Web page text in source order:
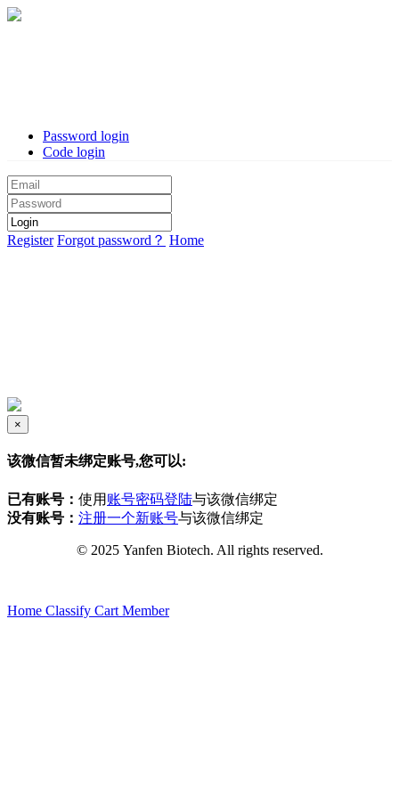
Password login
Code login
Register Forgot password？ Home
×
该微信暂未绑定账号,您可以:
已有账号： 使用 账号密码登陆与该微信绑定
没有账号： 注册一个新账号与该微信绑定
© 2025 Yanfen Biotech. All rights reserved.
Home Classify Cart Member